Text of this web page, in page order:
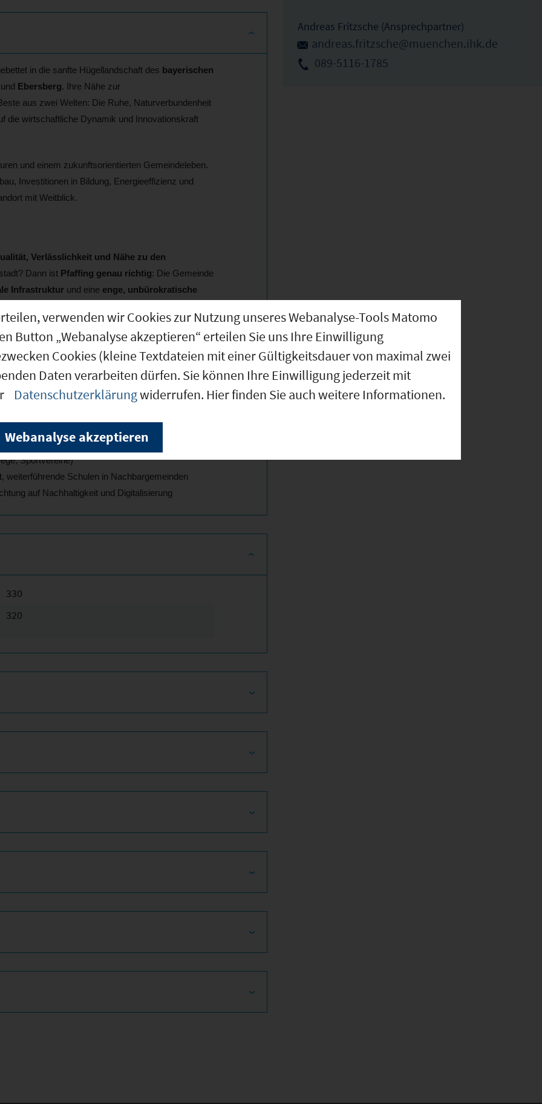
in die sanfte Hügellandschaft des bayerischen
und Ebersberg. Ihre Nähe zur
aus zwei Welten: Die Ruhe, Naturverbundenheit
die wirtschaftliche Dynamik und Innovationskraft
und einem zukunftsorientierten Gemeindeleben.
Investitionen in Bildung, Energieeffizienz und
mit Weitblick.
Verlässlichkeit und Nähe zu den
Dann ist Pfaffing genau richtig: Die Gemeinde
Infrastruktur und eine enge, unbürokratische
Betriebe von einerguten Erreichbarkeitund
Ebersberg– und gleichzeitig von
Erding und Mühldorf
Sportvereine)
, weiterführende Schulen in Nachbargemeinden
auf Nachhaltigkeit und Digitalisierung
330
320
Andreas Fritzsche (Ansprechpartner)
andreas.fritzsche@muenchen.ihk.de
089-5116-1785
verwenden wir Cookies zur Nutzung unseres Webanalyse-Tools Matomo
Button „Webanalyse akzeptieren“ erteilen Sie uns Ihre Einwilligung
Cookies (kleine Textdateien mit einer Gültigkeitsdauer von maximal zwei
Daten verarbeiten dürfen. Sie können Ihre Einwilligung jederzeit mit
Datenschutzerklärungwiderrufen. Hier finden Sie auch weitere Informationen.
Webanalyse akzeptieren